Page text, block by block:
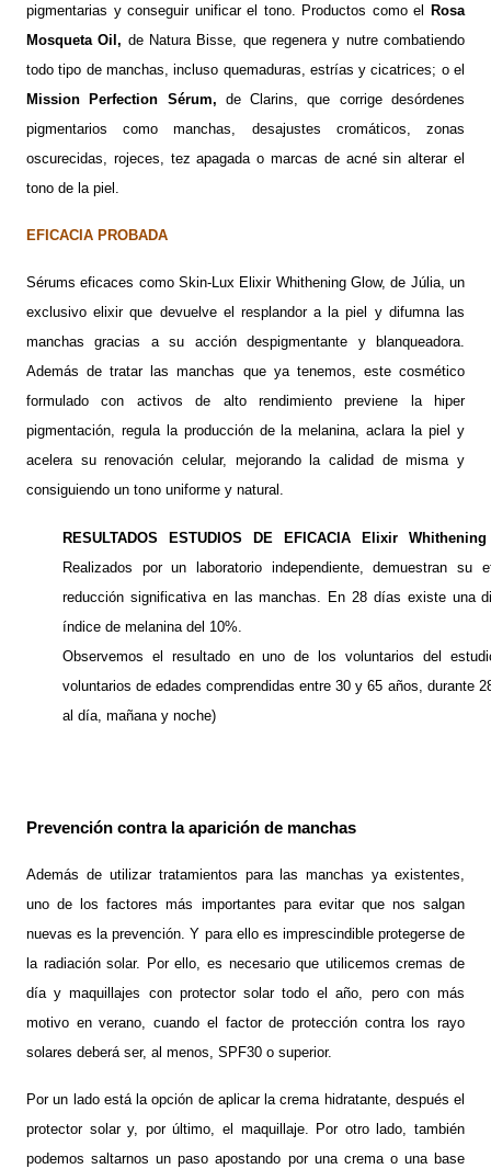
pigmentarias y conseguir unificar el tono. Productos como el Rosa
Mosqueta Oil, de Natura Bisse, que regenera y nutre combatiendo
todo tipo de manchas, incluso quemaduras, estrías y cicatrices; o el
Mission Perfection Sérum, de Clarins , que corrige desórdenes
pigmentarios como manchas, desajustes cromáticos, zonas
oscurecidas, rojeces, tez apagada o marcas de acné sin alterar el
tono de la piel.
EFICACIA PROBADA
Sérums eficaces como Skin-Lux Elixir Whithening Glow, de Júlia, un
exclusivo elixir que devuelve el resplandor a la piel y difumna las
manchas gracias a su acción despigmentante y blanqueadora.
Además de tratar las manchas que ya tenemos, este cosmético
formulado con activos de alto rendimiento previene la hiper
pigmentación, regula la producción de la melanina, aclara la piel y
acelera su renovación celular, mejorando la calidad de misma y
consiguiendo un tono uniforme y natural.
RESULTADOS ESTUDIOS DE EFICACIA Elixir
Realizados por un laboratorio independiente, demuestran su
reducción significativa en las manchas. En 28 días existe una
índice de melanina del 10%.
Observemos el resultado en uno de los voluntarios del
voluntarios de edades comprendidas entre 30 y 65 años, durante
al día, mañana y noche)
Prevención contra la aparición de manchas
Además de utilizar tratamientos para las manchas ya existentes,
uno de los factores más importantes para evitar que nos salgan
nuevas es la prevención. Y para ello es imprescindible protegerse de
la radiación solar. Por ello, es necesario que utilicemos cremas de
día y maquillajes con protector solar todo el año, pero con más
motivo en verano, cuando el factor de protección contra los rayo
solares deberá ser, al menos, SPF30 o superior.
Por un lado está la opción de aplicar la crema hidratante, después el
protector solar y, por último, el maquillaje. Por otro lado, también
podemos saltarnos un paso apostando por una crema o una base